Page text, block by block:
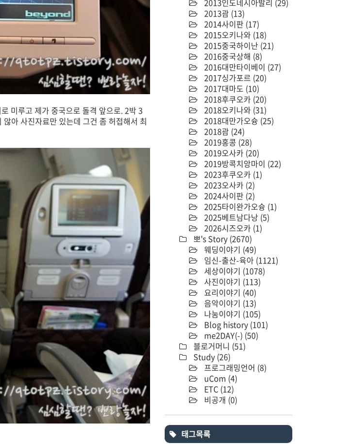
미루고 제가 중국으로 돌격 앞으로. 2박 3
아 사진자료만 있는데 그건 좀 허접해서 최
2013인도네시아발리 (29)
2013괌 (13)
2014사이판 (17)
2015오키나와 (18)
2015중국하이난 (21)
2016중국상해 (8)
2016대만타이베이 (27)
2017싱가포르 (20)
2017대마도 (10)
2018후쿠오카 (20)
2018오키나와 (31)
2018대만가오슝 (25)
2018괌 (24)
2019홍콩 (28)
2019오사카 (20)
2019방콕치앙마이 (22)
2023후쿠오카 (1)
2023오사카 (2)
2024사이판 (2)
2025타이완가오슝 (1)
2025베트남다낭 (5)
2026시즈오카 (1)
뽀's Story (2670)
웨딩이야기 (49)
임신-출산-육아 (1121)
세상이야기 (1078)
사진이야기 (113)
요리이야기 (40)
음악이야기 (13)
나눔이야기 (105)
Blog history (101)
me2DAY(-) (50)
블로거머니 (51)
Study (26)
프로그래밍언어 (8)
uCom (4)
ETC (12)
비공개 (0)
태그목록